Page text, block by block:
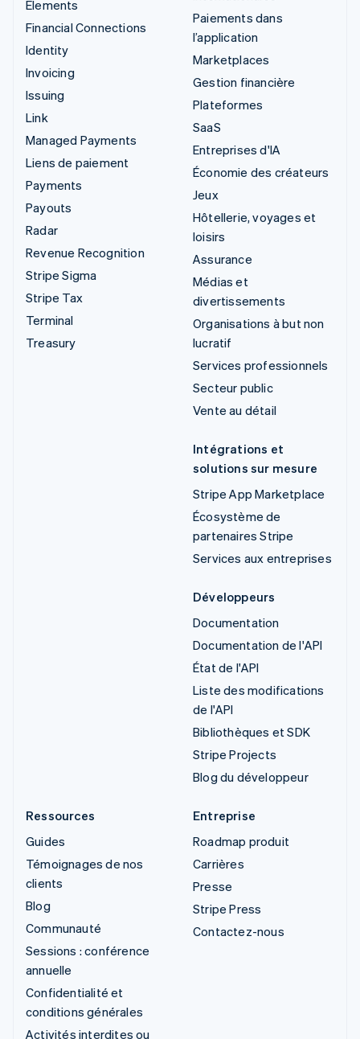
Elements
Financial Connections
Identity
Invoicing
Issuing
Link
Managed Payments
Liens de paiement
Payments
Payouts
Radar
Revenue Recognition
Stripe Sigma
Stripe Tax
Terminal
Treasury
Paiements dans
l’application
Marketplaces
Gestion financière
Plateformes
SaaS
Entreprises d'IA
Économie des créateurs
Jeux
Hôtellerie, voyages et
loisirs
Assurance
Médias et
divertissements
Organisations à but non
lucratif
Services professionnels
Secteur public
Vente au détail
Intégrations et
solutions sur mesure
Stripe App Marketplace
Écosystème de
partenaires Stripe
Services aux entreprises
Développeurs
Documentation
Documentation de l'API
État de l'API
Liste des modifications
de l'API
Bibliothèques et SDK
Stripe Projects
Blog du développeur
Ressources
Guides
Témoignages de nos
clients
Blog
Communauté
Sessions : conférence
annuelle
Confidentialité et
conditions générales
Activités interdites ou
Entreprise
Roadmap produit
Carrières
Presse
Stripe Press
Contactez-nous